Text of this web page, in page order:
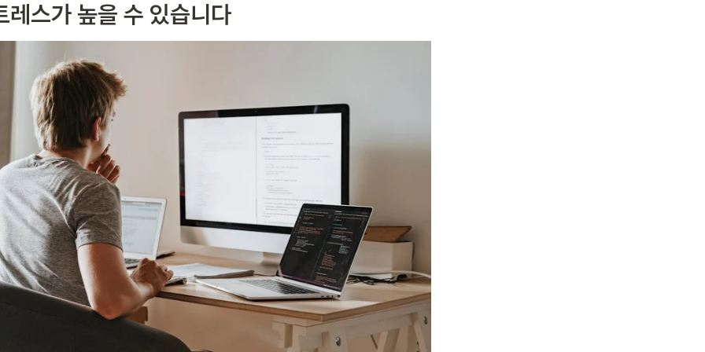
레스가 높을 수 있습니다